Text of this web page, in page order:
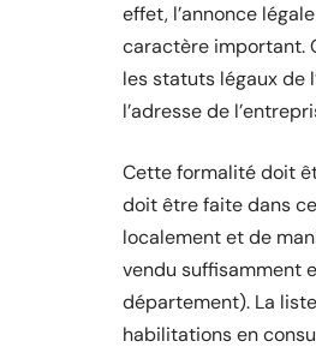
effet, l’annonce
caractère important.
les statuts légaux de
l’adresse de
Cette formalité doit
doit être faite dans
localement et de
vendu suffisamment
département). La
habilitations en